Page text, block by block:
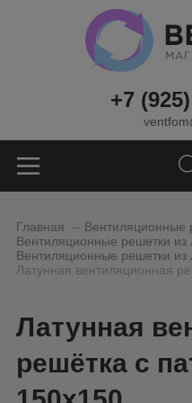
+7
Главная Вентиляционные
Вентиляционные решетки из
Вентиляционные решетки из
Латунная вентиляционная
Латунная
решётка с